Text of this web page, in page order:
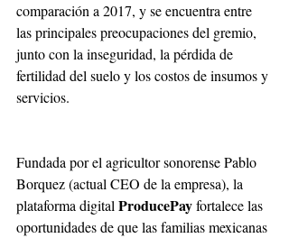
comparación a 2017, y se encuentra entre
las principales preocupaciones del gremio,
junto con la inseguridad, la pérdida de
fertilidad del suelo y los costos de insumos y
servicios.
Fundada por el agricultor sonorense Pablo
Borquez (actual CEO de la empresa), la
plataforma digital ProducePay fortalece las
oportunidades de que las familias mexicanas